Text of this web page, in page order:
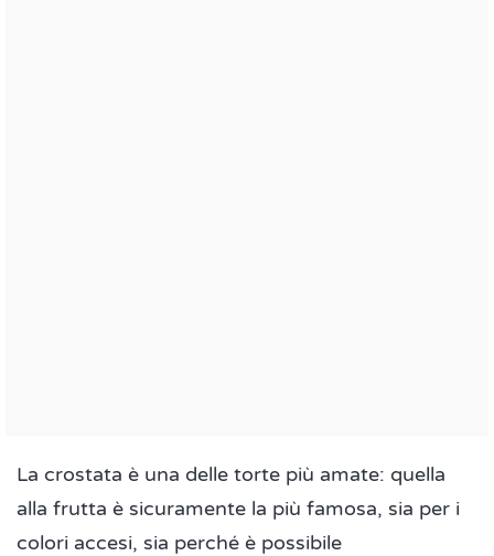
La crostata è una delle torte più amate: quella
alla frutta è sicuramente la più famosa, sia per i
colori accesi, sia perché è possibile